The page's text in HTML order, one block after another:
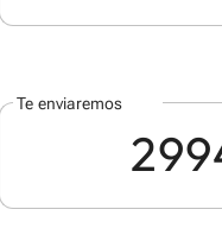
Te enviaremos